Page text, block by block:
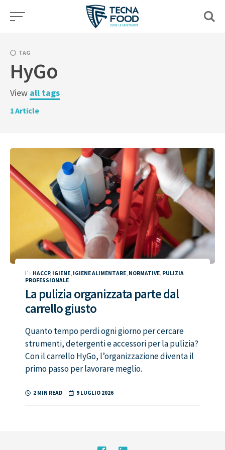
TAG
HyGo
View all tags
1Article
HACCP, IGIENE, IGIENE ALIMENTARE, NORMATIVE, PULIZIA
PROFESSIONALE
La pulizia organizzata parte dal
carrello giusto
Quanto tempo perdi ogni giorno per cercare
strumenti, detergenti e accessori per la pulizia?
Con il carrello HyGo, l’organizzazione diventa il
primo passo per lavorare meglio.
2 MIN READ 9 LUGLIO 2026